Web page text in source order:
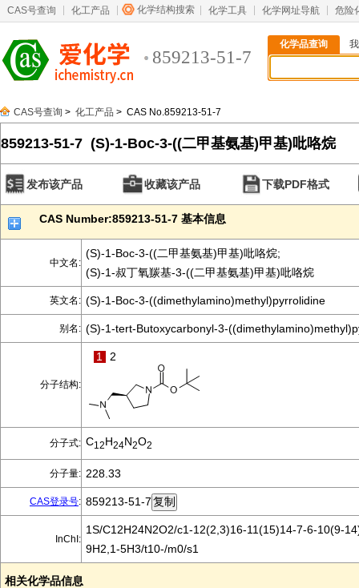
CAS号查询 化工产品 化学结构搜索 化学工具 化学网址导航 危险
859213-51-7
化学品查询
CAS号查询 > 化工产品 > CAS No.859213-51-7
859213-51-7 (S)-1-Boc-3-((二甲基氨基)甲基)吡咯烷
发布该产品 收藏该产品 下载PDF格式
CAS Number:859213-51-7 基本信息
中文名:
(S)-1-Boc-3-((二甲基氨基)甲基)吡咯烷;
(S)-1-叔丁氧羰基-3-((二甲基氨基)甲基)吡咯烷
英文名: (S)-1-Boc-3-((dimethylamino)methyl)pyrrolidine
别名: (S)-1-tert-Butoxycarbonyl-3-
分子结构:
1 2
分子式: C12H24N2O2
分子量: 228.33
CAS登录号: 859213-51-7
InChI:
1S/C12H24N2O2/c1-12(2,3)16-11(15)14-7-6-10(9-
9H2,1-5H3/t10-/m0/s1
相关化学品信息